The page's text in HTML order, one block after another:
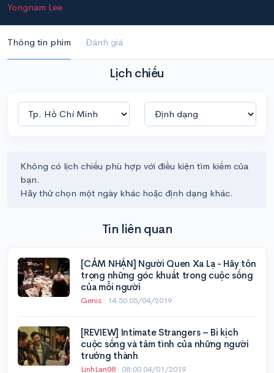
Yongnam Lee
Thông tin phim Đánh giá
Lịch chiếu
Không có lịch chiếu phù hợp với điều kiện tìm kiếm của
bạn.
Hãy thử chọn một ngày khác hoặc định dạng khác.
Tin liên quan
[CẢM NHẬN] Người Quen Xa Lạ - Hãy tôn
trọng những góc khuất trong cuộc sống
của mỗi người
Genis · 14:50 05/04/2019
[REVIEW] Intimate Strangers – Bi kịch
cuộc sống và tâm tình của những người
trưởng thành
LinhLan08 · 08:00 04/01/2019